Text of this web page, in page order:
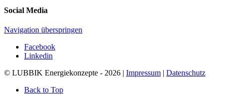
Social Media
Navigation überspringen
Facebook
Linkedin
© LUBBIK Energiekonzepte - 2026 | Impressum | Datenschutz
Back to Top